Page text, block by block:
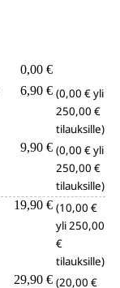
0,00 €
6,90 € (0,00 € yli
250,00 €
tilauksille)
9,90 € (0,00 € yli
250,00 €
tilauksille)
19,90 € (10,00 €
yli 250,00
€
tilauksille)
29,90 € (20,00 €